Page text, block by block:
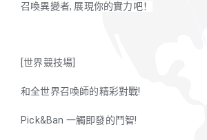
召喚異變者, 展現你的實力吧！
[世界競技場]
和全世界召喚師的精彩對戰!
Pick&Ban 一觸即發的鬥智!